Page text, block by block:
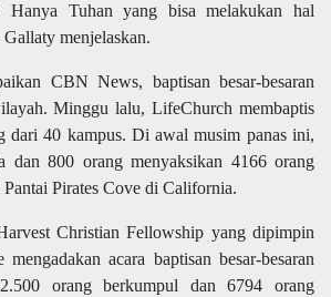
Hanya Tuhan yang bisa melakukan hal
menjelaskan.
CBN News, baptisan besar-besaran
Minggu lalu, LifeChurch membaptis
dari 40 kampus. Di awal musim panas ini,
dan 800 orang menyaksikan 4166 orang
Pirates Cove di California.
Christian Fellowship yang dipimpin
acara baptisan besar-besaran
orang berkumpul dan 6794 orang